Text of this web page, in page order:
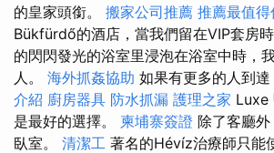
的皇家頭銜。 搬家公司推薦 推薦最值
Bükfürdő的酒店，當我們留在VIP套房
的閃閃發光的浴室里浸泡在浴室中時，
人。 海外抓姦協助 如果有更多的人到
介紹 廚房器具 防水抓漏 護理之家 Luxe
是最好的選擇。 柬埔寨簽證 除了客廳
臥室。 清潔工 著名的Hévíz治療師只能